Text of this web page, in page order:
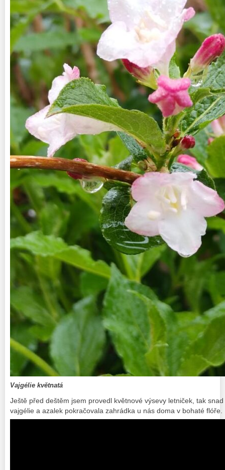
Vajgélie květnatá
Ještě před deštěm jsem provedl květnové výsevy letniček, tak
vajgélie a azalek pokračovala zahrádka u nás doma v bohaté flóře.